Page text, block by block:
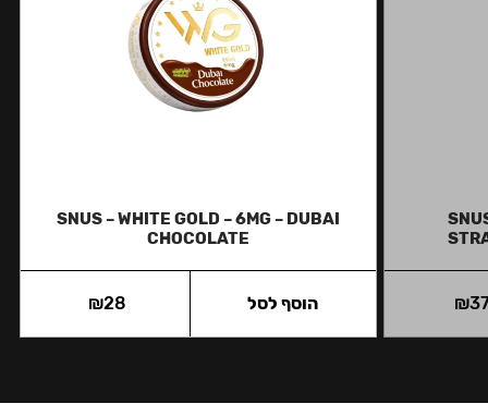
₪
SNUS – WHITE GOLD – 6MG – DUBAI
CHOCOLATE
₪28 הוסף לסל